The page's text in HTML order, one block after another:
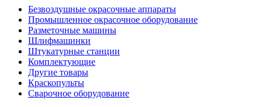
Безвоздушные окрасочные аппараты
Промышленное окрасочное оборудование
Разметочные машины
Шлифмашинки
Штукатурные станции
Комплектующие
Другие товары
Краскопульты
Сварочное оборудование